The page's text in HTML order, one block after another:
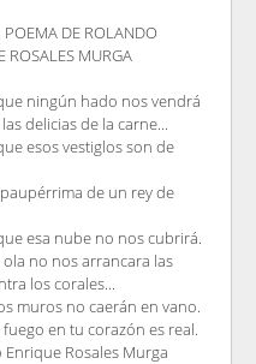
POEMA DE ROLANDO
ROSALES MURGA
ningún hado nos vendrá
delicias de la carne...
esos vestiglos son de
de un rey de
esa nube no nos cubrirá.
ola no nos arrancara las
los corales...
muros no caerán en vano.
fuego en tu corazón es real.
Enrique Rosales Murga